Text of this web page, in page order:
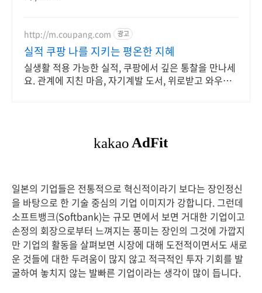
http://m.coupang.com 광고
실적 쿠팡 나를 지키는 평온한 지혜
실생활 적용 가능한 실적, 쿠팡에서 깊은 통찰을 만나세
요. 관계에 지친 마음, 자기계발 도서, 위로받고 와우회
일본의 기업들은 전통적으로 혁신적이라기 보다는 장인정신
을 바탕으로 한 기술 중심의 기업 이미지가 강합니다. 그런데
소프트뱅크(Softbank)는 규모 면에서 보면 거대한 기업이고
손정의 회장으로부터 느껴지는 풍미는 장인의 그것에 가깝지
만 기업의 활동을 살펴보면 시장에 대해 도전적이면서도 새로
운 것들에 대한 두려움이 많지 않고 적극적인 투자 기회를 발
굴하여 놓치지 않는 발빠른 기업이라는 생각이 많이 듭니다.